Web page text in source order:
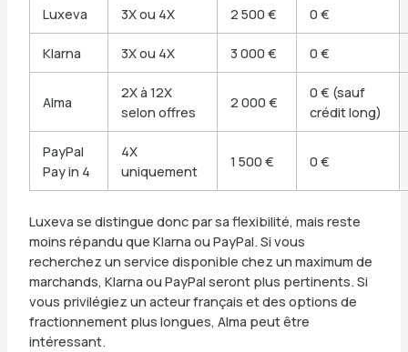
Luxeva 3X ou 4X 2 500 € 0 €
Klarna 3X ou 4X 3 000 € 0 €
Alma
2X à 12X
selon offres
2 000 €
0 € (sauf
crédit long)
PayPal
Pay in 4
4X
uniquement
1 500 € 0 €
Luxeva se distingue donc par sa flexibilité, mais reste
moins répandu que Klarna ou PayPal. Si vous
recherchez un service disponible chez un maximum de
marchands, Klarna ou PayPal seront plus pertinents. Si
vous privilégiez un acteur français et des options de
fractionnement plus longues, Alma peut être
intéressant.